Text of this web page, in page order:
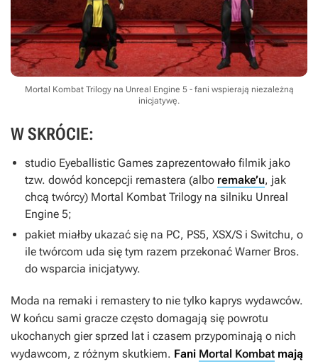
Mortal Kombat Trilogy na Unreal Engine 5 - fani wspierają niezależną
inicjatywę.
W SKRÓCIE:
studio Eyeballistic Games zaprezentowało filmik jako
tzw. dowód koncepcji remastera (albo remake’u, jak
chcą twórcy) Mortal Kombat Trilogy na silniku Unreal
Engine 5;
pakiet miałby ukazać się na PC, PS5, XSX/S i Switchu, o
ile twórcom uda się tym razem przekonać Warner Bros.
do wsparcia inicjatywy.
Moda na remaki i remastery to nie tylko kaprys wydawców.
W końcu sami gracze często domagają się powrotu
ukochanych gier sprzed lat i czasem przypominają o nich
wydawcom, z różnym skutkiem. Fani Mortal Kombat mają